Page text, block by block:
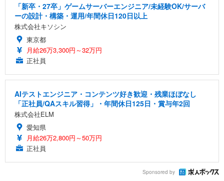
「新卒・27卒」ゲームサーバーエンジニア/未経験OK/サーバ
ーの設計・構築・運用/年間休日120日以上
株式会社キソシン
東京都
月給26万3,300円～32万円
正社員
AIテストエンジニア・コンテンツ好き歓迎・残業ほぼなし
「正社員/QAスキル習得」・年間休日125日・賞与年2回
株式会社ELM
愛知県
月給26万2,800円～50万円
正社員
Sponsored by